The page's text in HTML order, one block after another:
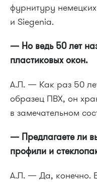
фурнитуру
и Siegenia.
— Но ведь 50 лет
пластиковых окон.
А.Л. — Как раз 50
образец ПВХ, он
в замечательном
— Предлагаете ли
профили и
А.Л. — Да, конечно.